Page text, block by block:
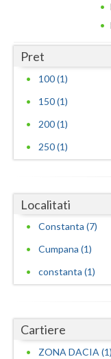
Pret
100 (1)
150 (1)
200 (1)
250 (1)
Localitati
Constanta (7)
Cumpana (1)
constanta (1)
Cartiere
ZONA DACIA (1)